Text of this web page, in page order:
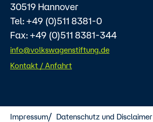
30519 Hannover
Tel: +49 (0)511 8381-0
Fax: +49 (0)511 8381-344
info@volkswagenstiftung.de
Kontakt / Anfahrt
Impressum Datenschutz und Disclaimer